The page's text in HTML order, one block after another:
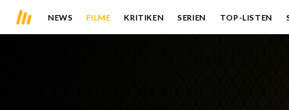
NEWS FILME KRITIKEN SERIEN TOP-LISTEN